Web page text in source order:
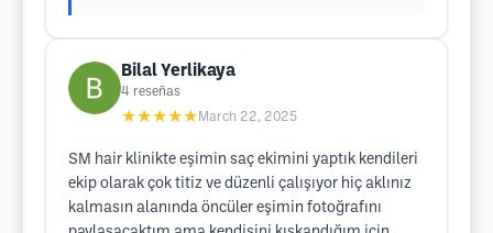
Bilal Yerlikaya
4 reseñas
★★★★★ March 22, 2025
SM hair klinikte eşimin saç ekimini yaptık kendileri
ekip olarak çok titiz ve düzenli çalışıyor hiç aklınız
kalmasın alanında öncüler eşimin fotoğrafını